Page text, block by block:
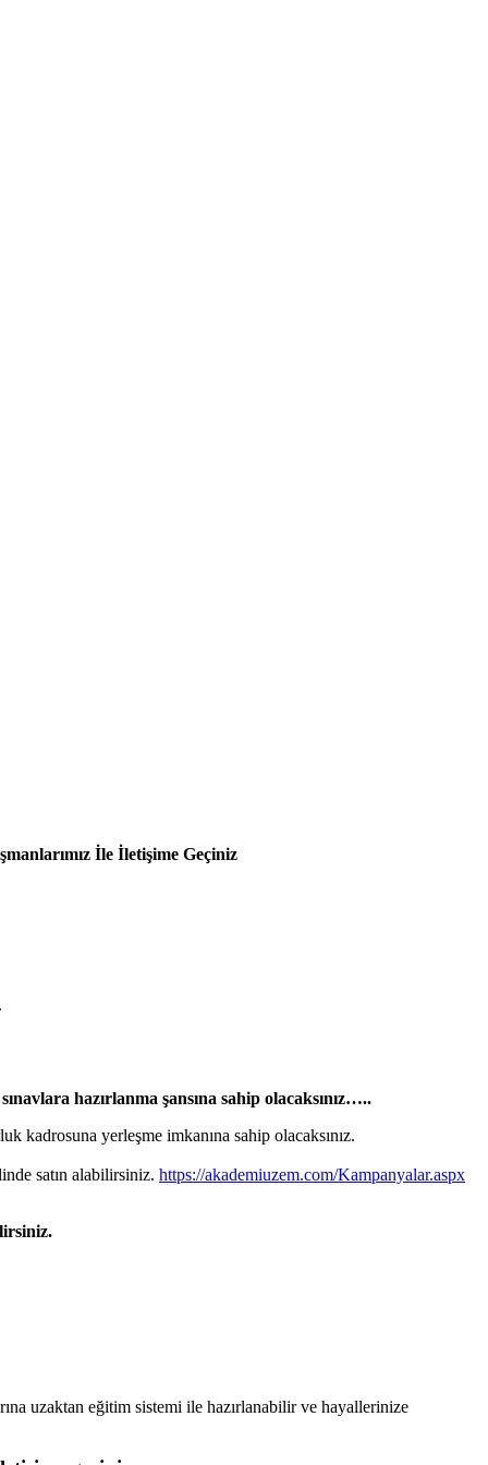
İle İletişime Geçiniz
hazırlanma şansına sahip olacaksınız…..
kadrosuna yerleşme imkanına sahip olacaksınız.
satın alabilirsiniz. https://akademiuzem.com/Kampanyalar.aspx
uzaktan eğitim sistemi ile hazırlanabilir ve hayallerinize